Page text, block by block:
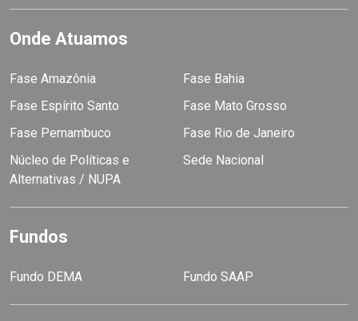
Onde Atuamos
Fase Amazônia
Fase Bahia
Fase Espírito Santo
Fase Mato Grosso
Fase Pernambuco
Fase Rio de Janeiro
Núcleo de Políticas e
Alternativas / NUPA
Sede Nacional
Fundos
Fundo DEMA Fundo SAAP